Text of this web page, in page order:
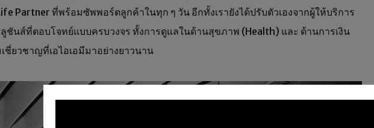
Partner ที่พร้อมซัพพอร์ตลูกค้าในทุก ๆ วัน อีกทั้งเรายังได้ปรับตัวเองจากผู้ให้บริการ
ชันส์ที่ตอบโจทย์แบบครบวงจร ทั้งการดูแลในด้านสุขภาพ (Health) และ ด้านการเงิน
ยวชาญที่เอไอเอมีมาอย่างยาวนาน